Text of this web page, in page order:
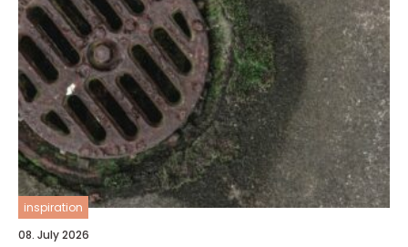
inspiration
08. July 2026